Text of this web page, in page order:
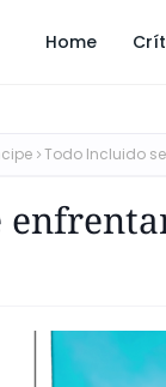
Home
Todo Incluido